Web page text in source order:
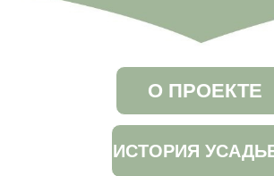
ИСТОРИЯ
О ПРОЕКТЕ